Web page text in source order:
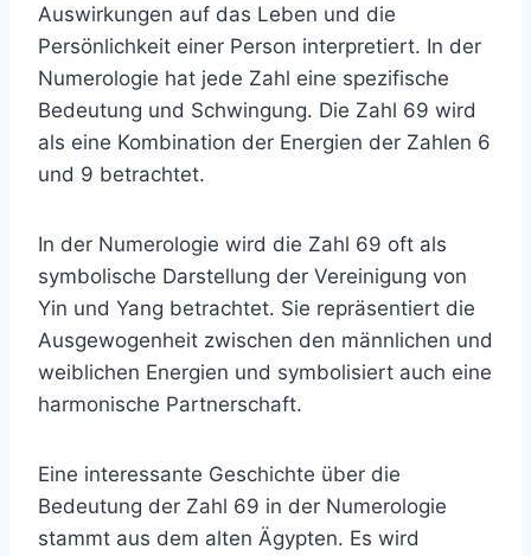
Auswirkungen auf das Leben und die
Persönlichkeit einer Person interpretiert. In der
Numerologie hat jede Zahl eine spezifische
Bedeutung und Schwingung. Die Zahl 69 wird
als eine Kombination der Energien der Zahlen 6
und 9 betrachtet.
In der Numerologie wird die Zahl 69 oft als
symbolische Darstellung der Vereinigung von
Yin und Yang betrachtet. Sie repräsentiert die
Ausgewogenheit zwischen den männlichen und
weiblichen Energien und symbolisiert auch eine
harmonische Partnerschaft.
Eine interessante Geschichte über die
Bedeutung der Zahl 69 in der Numerologie
stammt aus dem alten Ägypten. Es wird